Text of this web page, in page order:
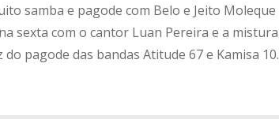
samba e pagode com Belo e Jeito Moleque
sexta com o cantor Luan Pereira e a mistura
pagode das bandas Atitude 67 e Kamisa 10.